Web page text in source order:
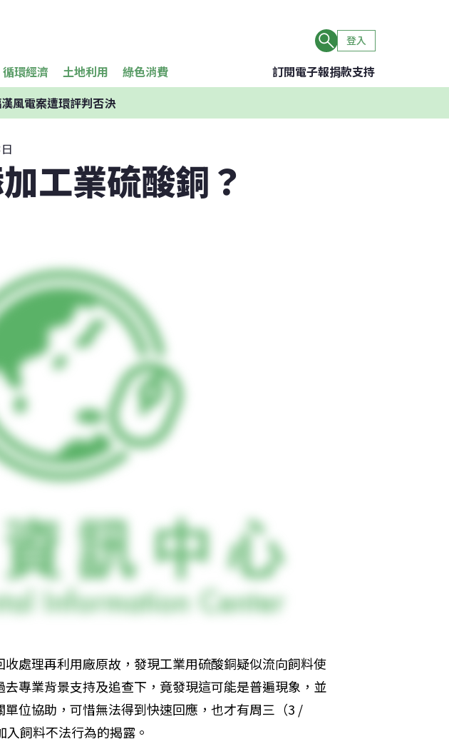
登入
循環經濟 土地利用 綠色消費 訂閱電子報捐款支持
風電案遭環評判否決
工業硫酸銅？
處理再利用廠原故，發現工業用硫酸銅疑似流向飼料使
專業背景支持及追查下，竟發現這可能是普遍現象，並
位協助，可惜無法得到快速回應，也才有周三（3 /
飼料不法行為的揭露。